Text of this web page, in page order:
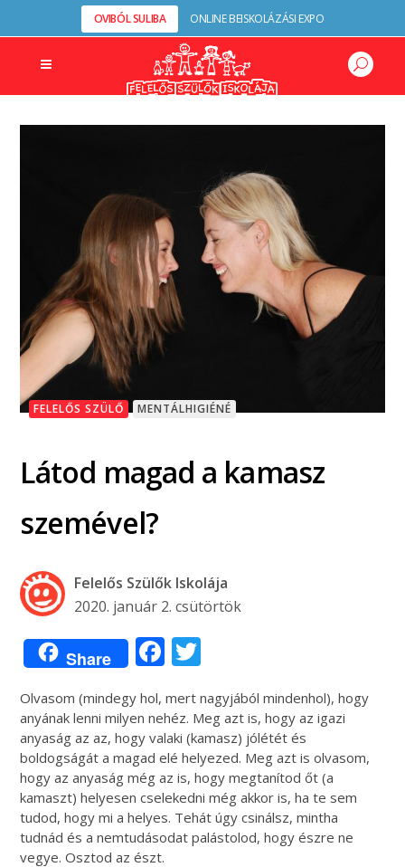
OVIBÓL SULIBA ONLINE BEISKOLÁZÁSI EXPO
FELELŐS SZÜLŐ MENTÁLHIGIÉNÉ
Látod magad a kamasz
szemével?
Felelős Szülők Iskolája
2020. január 2. csütörtök
Share Facebook
Olvasom (mindegy hol, mert nagyjából mindenhol), hogy
anyának lenni milyen nehéz. Meg azt is, hogy az igazi
anyaság az az, hogy valaki (kamasz) jólétét és
boldogságát a magad elé helyezed. Meg azt is olvasom,
hogy az anyaság még az is, hogy megtanítod őt (a
kamaszt) helyesen cselekedni még akkor is, ha te sem
tudod, hogy mi a helyes. Tehát úgy csinálsz, mintha
tudnád és a nemtudásodat palástolod, hogy észre ne
vegye. Osztod az észt.